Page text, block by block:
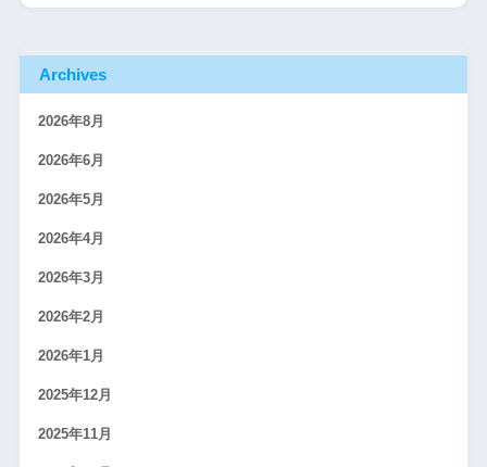
Archives
2026年8月
2026年6月
2026年5月
2026年4月
2026年3月
2026年2月
2026年1月
2025年12月
2025年11月